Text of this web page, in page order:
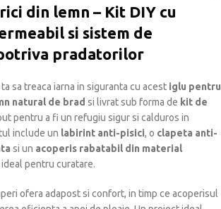
din lemn – Kit DIY cu
si sistem de
pradatorilor
sa treaca iarna in siguranta cu acest iglu pentru
natural de brad si livrat sub forma de kit de
pentru a fi un refugiu sigur si calduros in
include un labirint anti-pisici, o clapeta anti-
si un acoperis rabatabil din material
ideal pentru curatare.
ofera adapost si confort, in timp ce acoperisul